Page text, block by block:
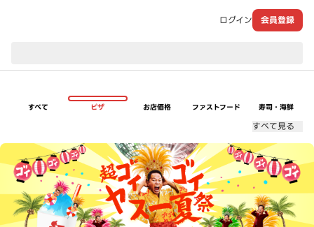
ログイン 会員登録
すべて ピザ お店価格 ファストフード 寿司・海鮮
すべて見る
超ゴイゴイヤスー夏祭